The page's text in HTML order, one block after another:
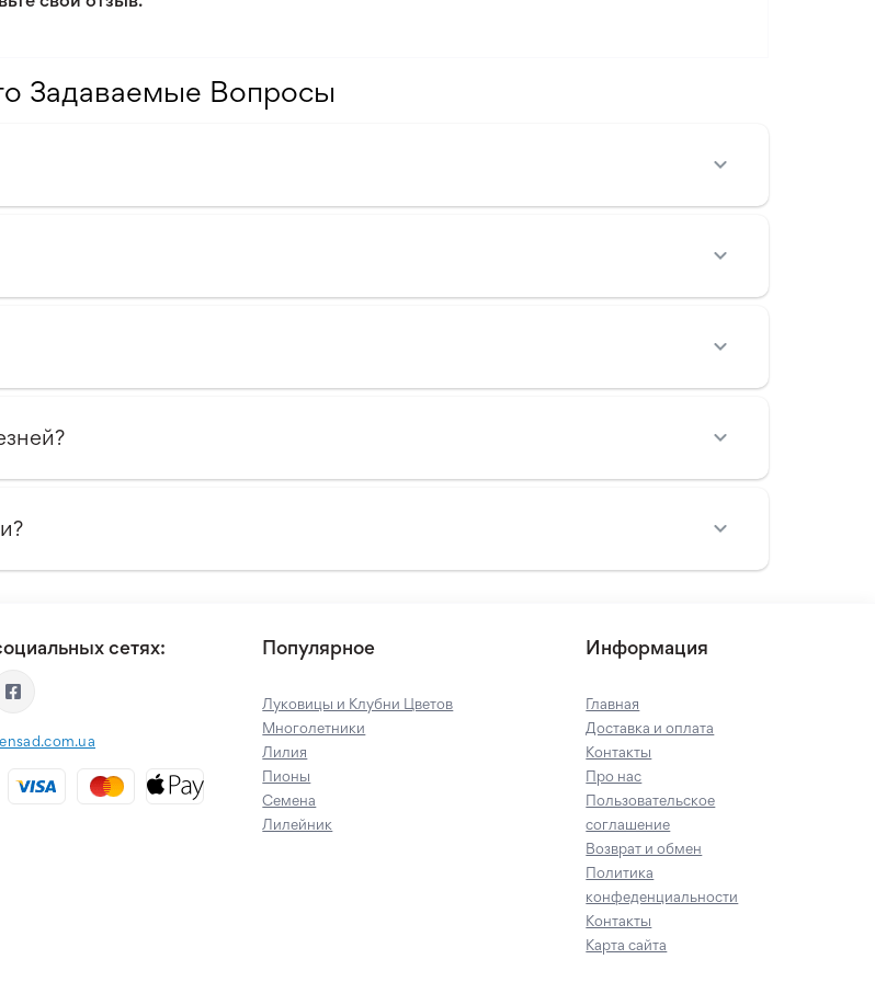
Задаваемые Вопросы
сетях: Популярное
Луковицы и Клубни Цветов
Многолетники
Лилия
Пионы
Семена
Лилейник
Информация
Главная
Доставка и оплата
Контакты
Про нас
Пользовательское
соглашение
Возврат и обмен
Политика
конфеденциальности
Контакты
Карта сайта